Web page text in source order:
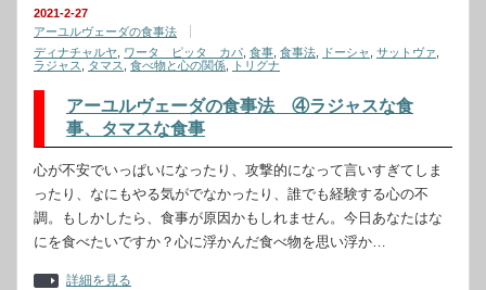
2021-2-27
アーユルヴェーダの食事法
ディナチャルヤ
ワータ ピッタ カパ 食事 食事法 ドーシャ サットヴァ
ラジャス
タマス 食べ物と心の関係 トリグナ
アーユルヴェーダの食事法 ④ラジャスな食
事、タマスな食事
心が不安でいっぱいになったり、攻撃的になって言いすぎてしま
ったり、なにもやる気がでなかったり、誰でも経験する心の不
調。もしかしたら、食事が原因かもしれません。今日あなたはな
にを食べたいですか？心に浮かんだ食べ物を思い浮か…
詳細を見る